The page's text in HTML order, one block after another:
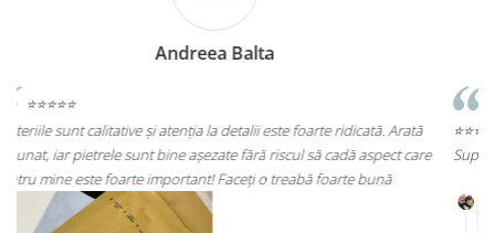
Andreea Cicu
⭐⭐⭐⭐⭐
Super mulțumită!! Sunt superbi cerceii!!!